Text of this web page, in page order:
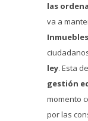
las
va a
Inmuebles
ley. Esta
gestión
momento
por las